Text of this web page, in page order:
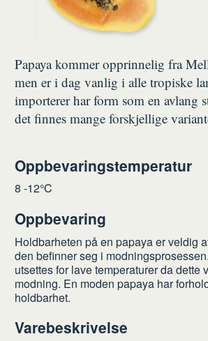
Papaya kommer opprinnelig fra
men er i dag vanlig i alle tropiske
importerer har form som en avlang
det finnes mange forskjellige
Oppbevaringstemperatur
8 -12°C
Oppbevaring
Holdbarheten på en papaya er veldig
den befinner seg i
utsettes for lave temperaturer da dette
modning. En moden papaya har
holdbarhet.
Varebeskrivelse